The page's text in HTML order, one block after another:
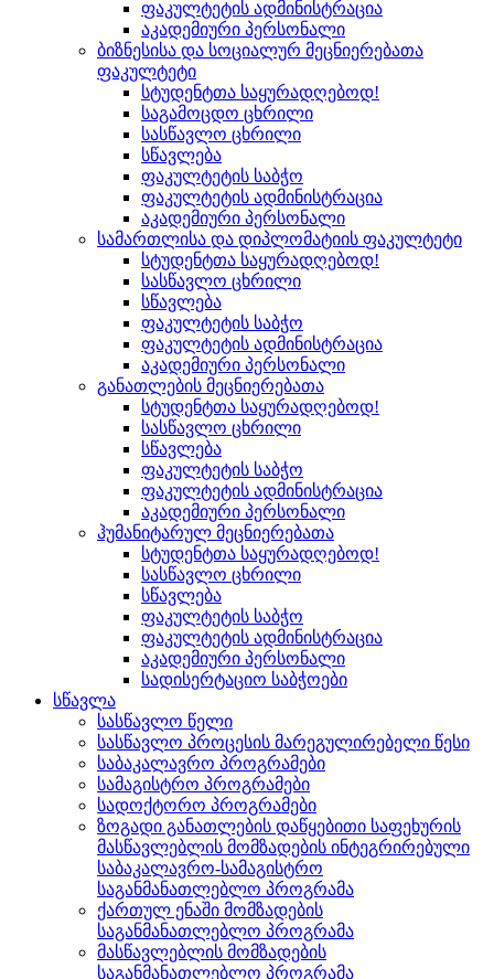
ფაკულტეტის ადმინისტრაცია
აკადემიური პერსონალი
ბიზნესისა და სოციალურ მეცნიერებათა
ფაკულტეტი
სტუდენტთა საყურადღებოდ!
საგამოცდო ცხრილი
სასწავლო ცხრილი
სწავლება
ფაკულტეტის საბჭო
ფაკულტეტის ადმინისტრაცია
აკადემიური პერსონალი
სამართლისა და დიპლომატიის ფაკულტეტი
სტუდენტთა საყურადღებოდ!
სასწავლო ცხრილი
სწავლება
ფაკულტეტის საბჭო
ფაკულტეტის ადმინისტრაცია
აკადემიური პერსონალი
განათლების მეცნიერებათა
სტუდენტთა საყურადღებოდ!
სასწავლო ცხრილი
სწავლება
ფაკულტეტის საბჭო
ფაკულტეტის ადმინისტრაცია
აკადემიური პერსონალი
ჰუმანიტარულ მეცნიერებათა
სტუდენტთა საყურადღებოდ!
სასწავლო ცხრილი
სწავლება
ფაკულტეტის საბჭო
ფაკულტეტის ადმინისტრაცია
აკადემიური პერსონალი
სადისერტაციო საბჭოები
სწავლა
სასწავლო წელი
სასწავლო პროცესის მარეგულირებელი წესი
საბაკალავრო პროგრამები
სამაგისტრო პროგრამები
სადოქტორო პროგრამები
ზოგადი განათლების დაწყებითი საფეხურის
მასწავლებლის მომზადების ინტეგრირებული
საბაკალავრო-სამაგისტრო
საგანმანათლებლო პროგრამა
ქართულ ენაში მომზადების
საგანმანათლებლო პროგრამა
მასწავლებლის მომზადების
საგანმანათლებლო პროგრამა